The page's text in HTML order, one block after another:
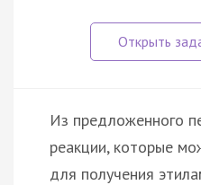
Из предложенного
реакции, которые
для получения